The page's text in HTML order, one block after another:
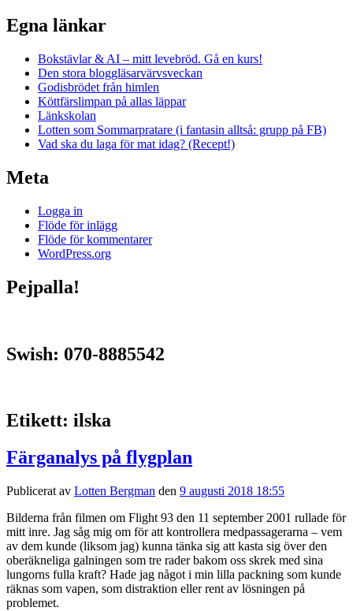
Egna länkar
Bokstävlar & AI – mitt levebröd. Gå en kurs!
Den stora bloggläsarvärvsveckan
Godisbrödet från himlen
Köttfärslimpan på allas läppar
Länkskolan
Lotten som Sommarpratare (i fantasin alltså: grupp på FB)
Vad ska du laga för mat idag? (Recept!)
Meta
Logga in
Flöde för inlägg
Flöde för kommentarer
WordPress.org
Pejpalla!
Swish: 070-8885542
Etikett: ilska
Färganalys på flygplan
Publicerat av Lotten Bergman den 9 augusti 2018 18:55
Bilderna från filmen om Flight 93 den 11 september 2001 rullade för
mitt inre. Jag såg mig om för att kontrollera medpassagerarna – vem
av dem kunde (liksom jag) kunna tänka sig att kasta sig över den
oberäkneliga galningen som tre rader bakom oss skrek med sina
lungorns fulla kraft? Hade jag något i min lilla packning som kunde
räknas som vapen, som distraktion eller rent av lösningen på
problemet.